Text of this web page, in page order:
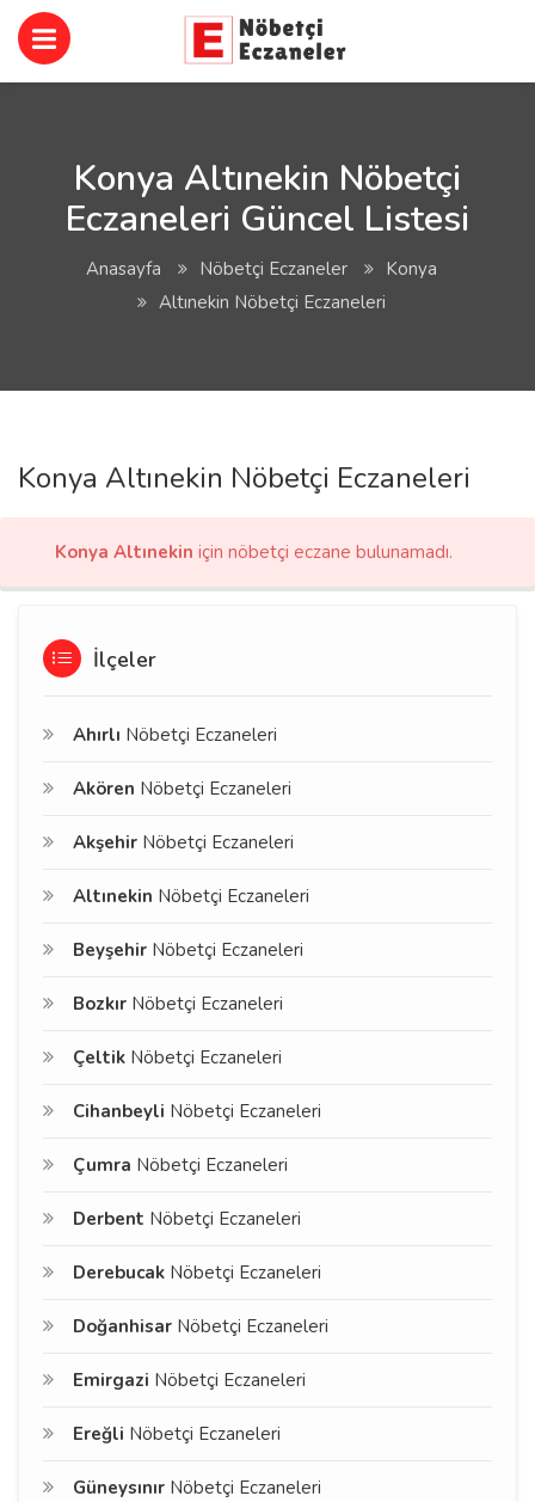
Konya Altınekin Nöbetçi
Eczaneleri Güncel Listesi
Anasayfa Nöbetçi Eczaneler
Konya
Altınekin Nöbetçi Eczaneleri
Konya Altınekin Nöbetçi Eczaneleri
Konya Altınekin için nöbetçi eczane bulunamadı.
İlçeler
Ahırlı Nöbetçi Eczaneleri
Akören Nöbetçi Eczaneleri
Akşehir Nöbetçi Eczaneleri
Altınekin Nöbetçi Eczaneleri
Beyşehir Nöbetçi Eczaneleri
Bozkır Nöbetçi Eczaneleri
Çeltik Nöbetçi Eczaneleri
Cihanbeyli Nöbetçi Eczaneleri
Çumra Nöbetçi Eczaneleri
Derbent Nöbetçi Eczaneleri
Derebucak Nöbetçi Eczaneleri
Doğanhisar Nöbetçi Eczaneleri
Emirgazi Nöbetçi Eczaneleri
Ereğli Nöbetçi Eczaneleri
Güneysınır Nöbetçi Eczaneleri